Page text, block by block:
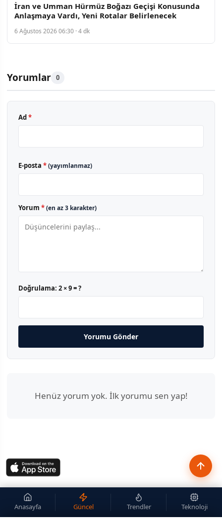
İran ve Umman Hürmüz Boğazı Geçişi Konusunda
Anlaşmaya Vardı, Yeni Rotalar Belirlenecek
6 Ağustos 2026 06:30 · 4 dk
Yorumlar 0
Ad*
E-posta *(yayımlanmaz)
Yorum *(en az 3 karakter)
Doğrulama: 2 × 9 = ?
Yorumu Gönder
Henüz yorum yok. İlk yorumu sen yap!
Anasayfa Güncel Trendler Teknoloji